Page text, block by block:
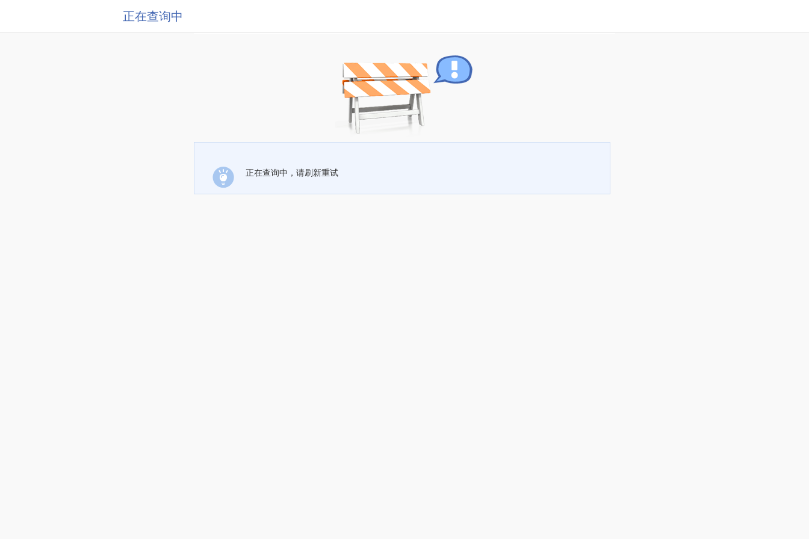
正在查询中
正在查询中，请刷新重试